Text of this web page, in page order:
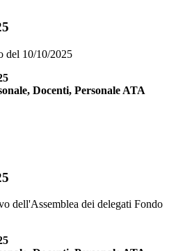
del 10/10/2025
Docenti, Personale ATA
dell'Assemblea dei delegati Fondo